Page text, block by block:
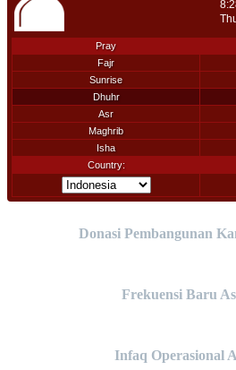
Donasi Pembangunan
Frekuensi Baru
Infaq Operasional